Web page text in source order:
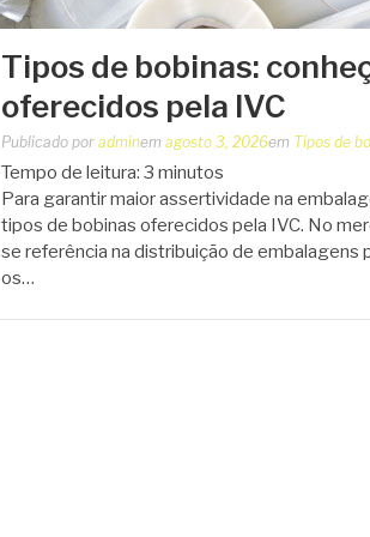
Tipos de bobinas:
oferecidos pela IVC
Publicado por adminem agosto 3, 2026em Tipos de
Tempo de leitura: 3 minutos
Para garantir maior assertividade na
tipos de bobinas oferecidos pela IVC. No
se referência na distribuição de embalagens
os…